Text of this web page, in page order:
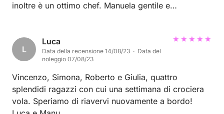
inoltre è un ottimo chef. Manuela gentile e
La barca comodissima e pulita.
L
Luca
Data della recensione 14/08/23 · Data del
noleggio 07/08/23
Vincenzo, Simona, Roberto e Giulia, quattro
splendidi ragazzi con cui una settimana di crociera
vola. Speriamo di riavervi nuovamente a bordo!